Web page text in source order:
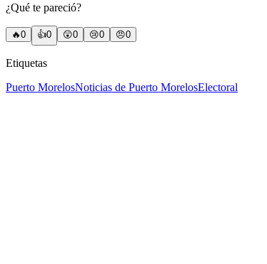
¿Qué te pareció?
🔥0 👍0 😲0 😢0 😠0
Etiquetas
Puerto MorelosNoticias de Puerto MorelosElectoral